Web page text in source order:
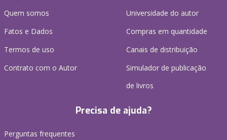
Quem somos
Fatos e Dados
Termos de uso
Contrato com o Autor
Universidade do autor
Compras em quantidade
Canais de distribuição
Simulador de publicação
de livros
Precisa de ajuda?
Perguntas frequentes